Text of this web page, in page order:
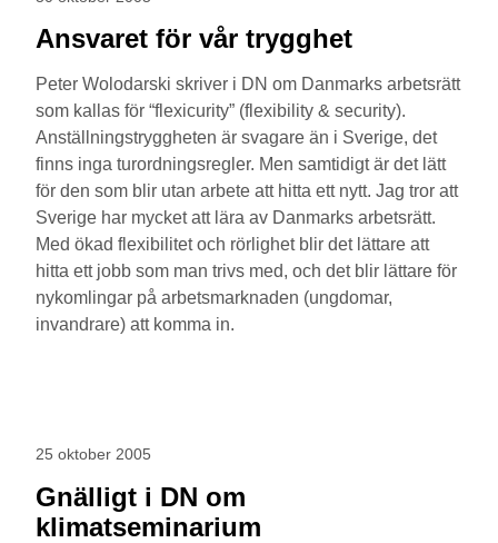
Ansvaret för vår trygghet
Peter Wolodarski skriver i DN om Danmarks arbetsrätt
som kallas för “flexicurity” (flexibility & security).
Anställningstryggheten är svagare än i Sverige, det
finns inga turordningsregler. Men samtidigt är det lätt
för den som blir utan arbete att hitta ett nytt. Jag tror att
Sverige har mycket att lära av Danmarks arbetsrätt.
Med ökad flexibilitet och rörlighet blir det lättare att
hitta ett jobb som man trivs med, och det blir lättare för
nykomlingar på arbetsmarknaden (ungdomar,
invandrare) att komma in.
25 oktober 2005
Gnälligt i DN om
klimatseminarium